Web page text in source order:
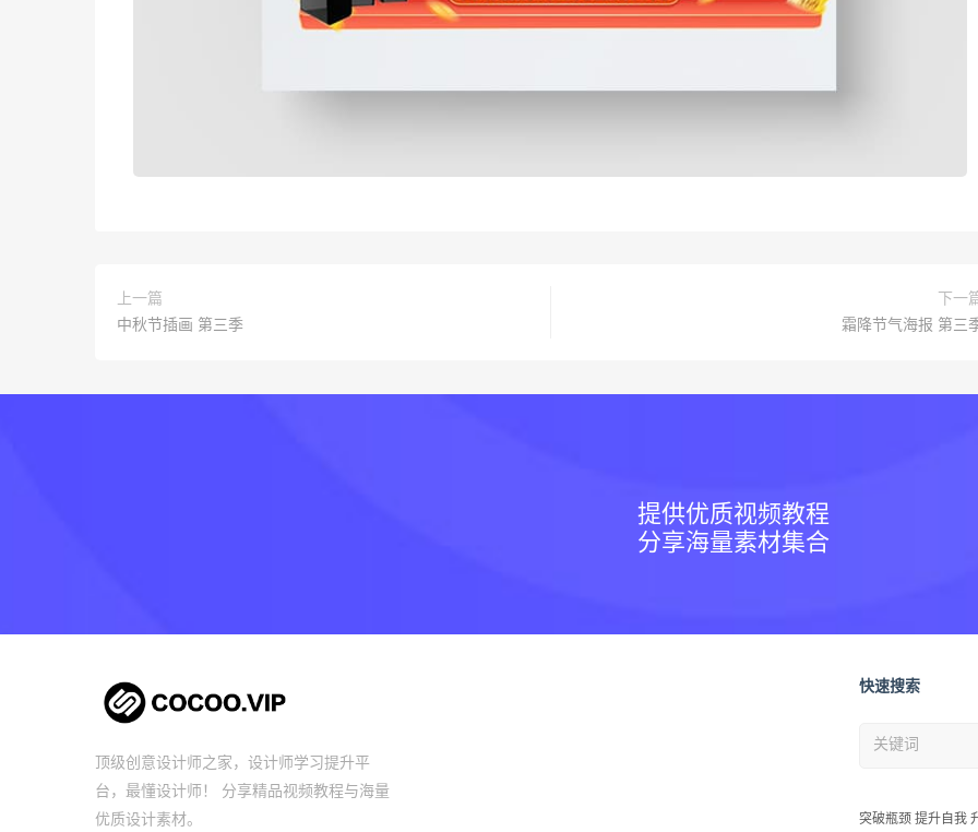
上一篇
中秋节插画 第三季
下一
霜降节气海报 第三
提供优质视频教程
分享海量素材集合
顶级创意设计师之家，设计师学习提升平
台，最懂设计师！ 分享精品视频教程与海量
优质设计素材。
快速搜索
突破瓶颈 提升自我